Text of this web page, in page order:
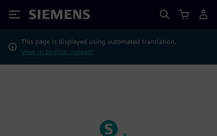
Siemens
This page is displayed using automated translation.
View in English instead?